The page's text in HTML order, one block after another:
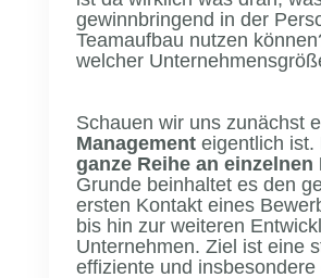
gewinnbringend in der
Teamaufbau nutzen
welcher
Schauen wir uns zunächst
Managementeigentlich ist.
ganze Reihe an
Grunde beinhaltet es den
ersten Kontakt eines
bis hin zur weiteren
Unternehmen. Ziel ist eine
effiziente und